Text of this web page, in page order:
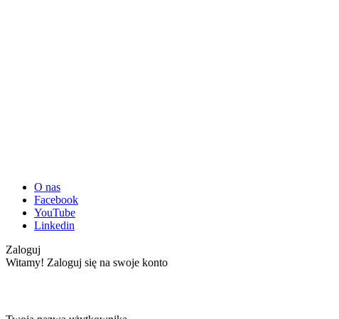
O nas
Facebook
YouTube
Linkedin
Zaloguj
Witamy! Zaloguj się na swoje konto